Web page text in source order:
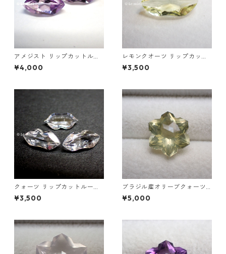
アメジスト リップカットルー
ス 1.7ct以上 12mm*6mm前後
¥4,000
レモンクオーツ リップカット
ルース 1.89ct 11.8mm*6.1mm
*4.2mm
¥3,500
クォーツ リップカットルース
1.4ct以上 12mm*6mm前後
¥3,500
ブラジル産オリーブクォーツ
(プラシオライト) スノーフレ
ークカットルース 3.5ct 10.0
¥5,000